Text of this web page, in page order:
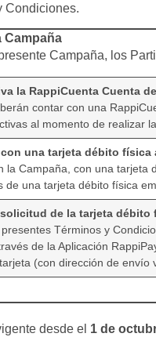
Condiciones.
Campaña
Campaña, los
la RappiCuenta Cuenta
contar con una
al momento de realizar
una tarjeta débito física
la Campaña, con una tarjeta
de una tarjeta débito física
solicitud de la tarjeta
Términos y
de la Aplicación
(con dirección de envío
desde el 1 de